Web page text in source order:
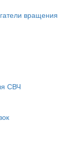
вращения
СВЧ